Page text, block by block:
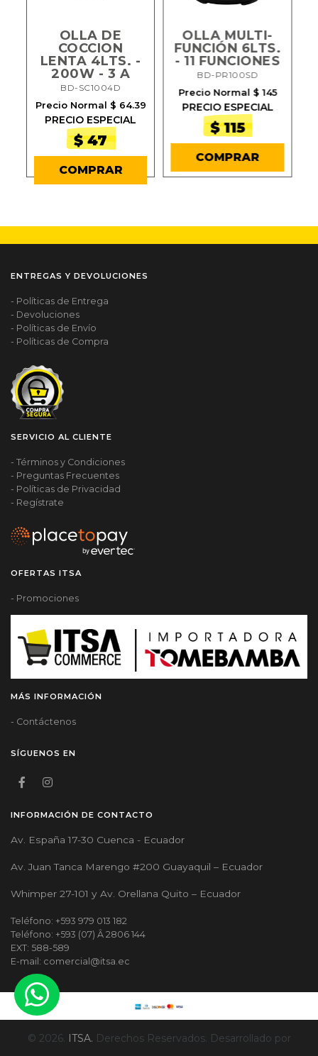
OLLA DE
COCCION
LENTA 4LTS. -
200W - 3 A
BD-SC1004D
Precio Normal $ 64.39
PRECIO ESPECIAL
$ 47
COMPRAR
OLLA MULTI-
FUNCIÓN 6LTS.
- 11 FUNCIONES
BD-PR100SD
Precio Normal $ 145
PRECIO ESPECIAL
$ 115
COMPRAR
ENTREGAS Y DEVOLUCIONES
- Políticas de Entrega
- Devoluciones
- Políticas de Envío
- Políticas de Compra
SERVICIO AL CLIENTE
- Términos y Condiciones
- Preguntas Frecuentes
- Políticas de Privacidad
- Regístrate
OFERTAS ITSA
- Promociones
MÁS INFORMACIÓN
- Contáctenos
SÍGUENOS EN
INFORMACIÓN DE CONTACTO
Av. España 17-30 Cuenca - Ecuador
Av. Juan Tanca Marengo #200 Guayaquil – Ecuador
Whimper 27-101 y Av. Orellana Quito – Ecuador
Teléfono: +593 979 013 182
Teléfono: +593 (07) Â 2806 144
EXT: 588-589
E-mail: comercial@itsa.ec
© 2026. ITSA. Derechos Reservados. Desarrollado por